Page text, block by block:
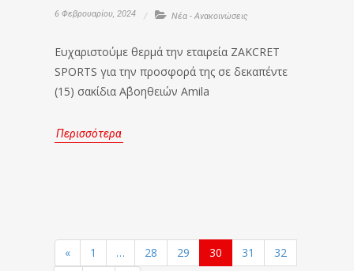
6 Φεβρουαρίου, 2024 Νέα - Ανακοινώσεις
Ευχαριστούμε θερμά την εταιρεία ZAKCRET
SPORTS για την προσφορά της σε δεκαπέντε
(15) σακίδια Α΄βοηθειών Amila
Περισσότερα
« 1 … 28 29 30 31
32